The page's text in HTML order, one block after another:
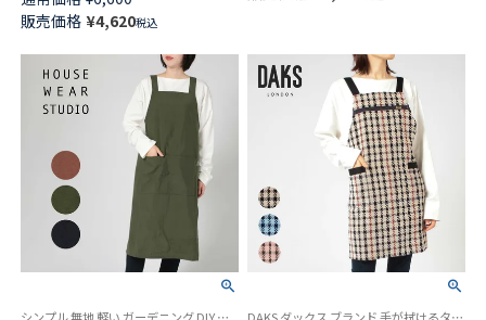
タジオ ポリエステル100％ リビ
ア ワイルドフラワー柄 フリー
クロス バッククロス レディー
ス エプロン 70373013
販売価格 ¥4,620税込